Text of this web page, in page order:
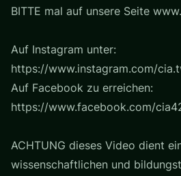
BITTE mal auf unsere Seite
Auf Instagram unter:
https://www.instagram.com/
Auf Facebook zu erreichen:
https://www.facebook.com/
ACHTUNG dieses Video dient
wissenschaftlichen und